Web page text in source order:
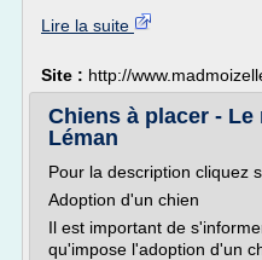
Lire la suite
Site : http://
Chiens à placer - Le
Léman
Pour la description cliquez
Adoption d'un chien
Il est important de
qu'impose l'adoption d'un